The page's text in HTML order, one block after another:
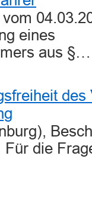
eines
aus §…
Für die